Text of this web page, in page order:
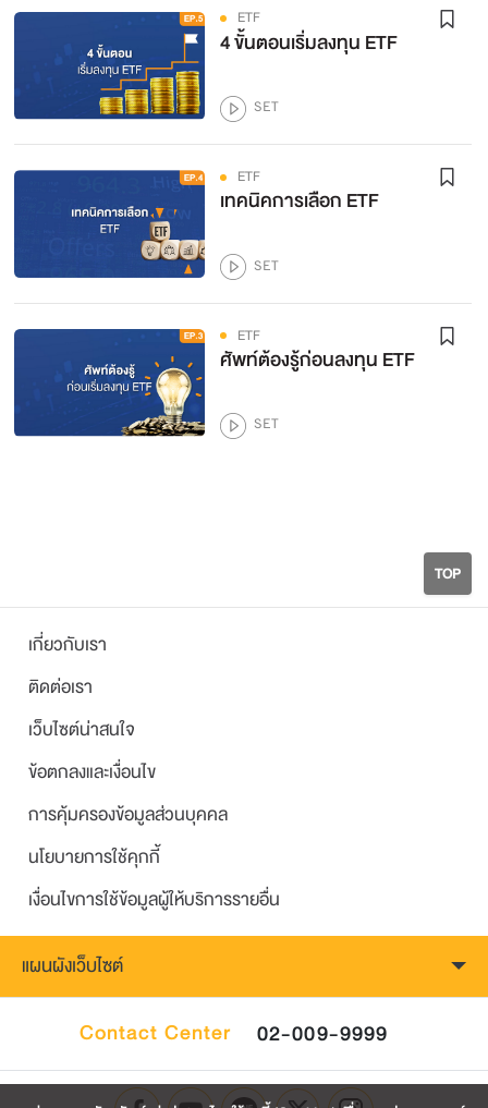
ETF
4 ขั้นตอนเริ่มลงทุน ETF
SET
ETF
เทคนิคการเลือก ETF
SET
ETF
ศัพท์ต้องรู้ก่อนลงทุน ETF
SET
TOP
เกี่ยวกับเรา
ติดต่อเรา
เว็บไซต์น่าสนใจ
ข้อตกลงและเงื่อนไข
การคุ้มครองข้อมูลส่วนบุคคล
นโยบายการใช้คุกกี้
เงื่อนไขการใช้ข้อมูลผู้ให้บริการรายอื่น
แผนผังเว็บไซต์
Contact Center 02-009-9999